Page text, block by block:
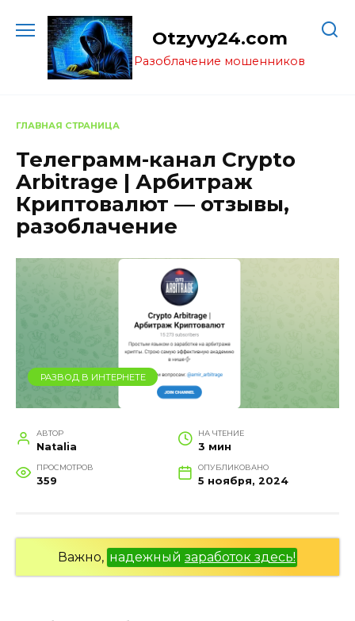
содержанию
Otzyvy24.com
Разоблачение мошенников
ГЛАВНАЯ СТРАНИЦА
Телеграмм-канал Crypto
Arbitrage | Арбитраж
Криптовалют — отзывы,
разоблачение
РАЗВОД В ИНТЕРНЕТЕ
АВТОР
Natalia
НА ЧТЕНИЕ
3 мин
ПРОСМОТРОВ
359
ОПУБЛИКОВАНО
5 ноября, 2024
Важно, надежный заработок здесь!